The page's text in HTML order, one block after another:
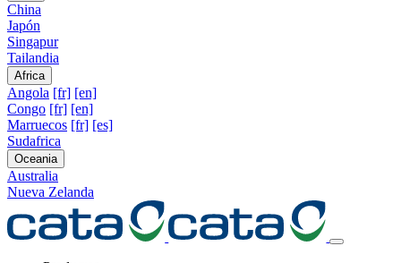
China
Japón
Singapur
Tailandia
Africa
Angola [fr] [en]
Congo [fr] [en]
Marruecos [fr] [es]
Sudafrica
Oceania
Australia
Nueva Zelanda